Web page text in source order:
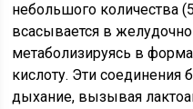
небольшого количества
всасывается в
метаболизируясь в
кислоту. Эти соединения
дыхание, вызывая